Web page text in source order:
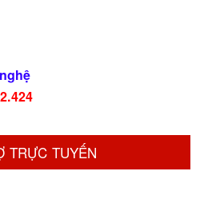
TRỰC TUYẾN